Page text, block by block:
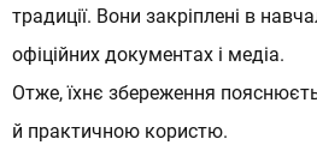
традиції. Вони закріплені в
офіційних документах і медіа.
Отже, їхнє збереження
й практичною користю.